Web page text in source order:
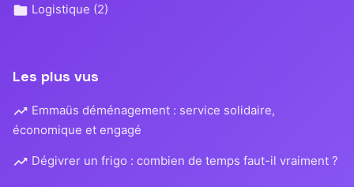
Logistique (2)
Les plus vus
Emmaüs déménagement : service solidaire,
économique et engagé
Dégivrer un frigo : combien de temps faut-il vraiment ?